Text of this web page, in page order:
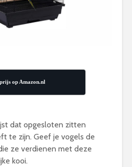
op Amazon.nl
dat opgesloten zitten
te zijn. Geef je vogels de
ze verdienen met deze
kooi.